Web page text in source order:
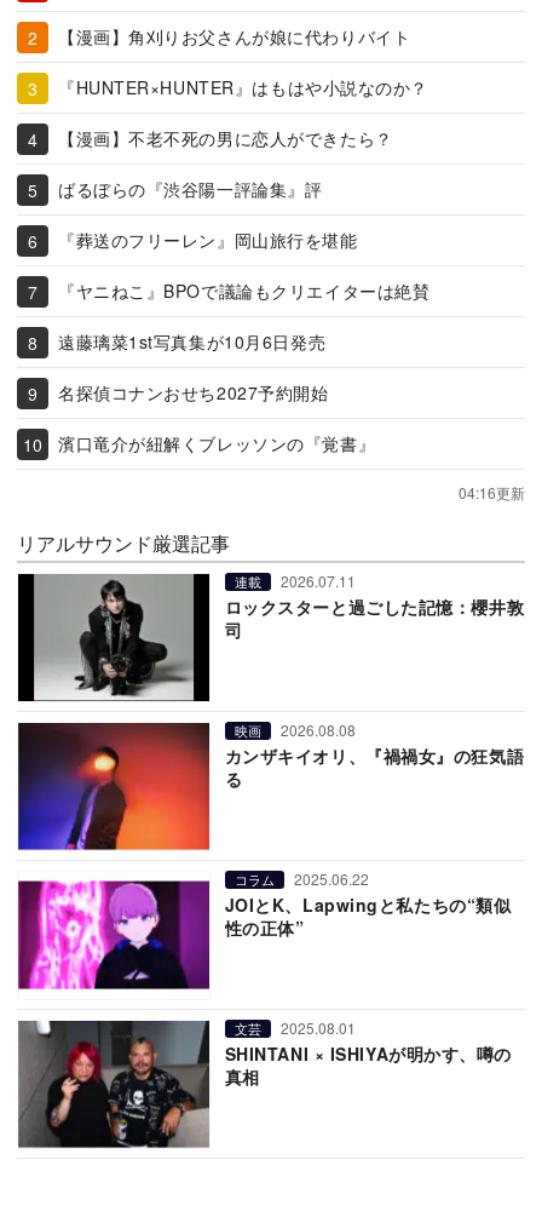
【漫画】角刈りお父さんが娘に代わりバイト
『HUNTER×HUNTER』はもはや小説なのか？
【漫画】不老不死の男に恋人ができたら？
ばるぼらの『渋谷陽一評論集』評
『葬送のフリーレン』岡山旅行を堪能
『ヤニねこ』BPOで議論もクリエイターは絶賛
遠藤璃菜1st写真集が10月6日発売
名探偵コナンおせち2027予約開始
濱口竜介が紐解くブレッソンの『覚書』
04:16更新
リアルサウンド厳選記事
連載 2026.07.11
ロックスターと過ごした記憶：櫻井敦
司
映画 2026.08.08
カンザキイオリ、『禍禍女』の狂気語
る
コラム 2025.06.22
JOIとK、Lapwingと私たちの“類似
性の正体”
文芸 2025.08.01
SHINTANI × ISHIYAが明かす、噂の
真相